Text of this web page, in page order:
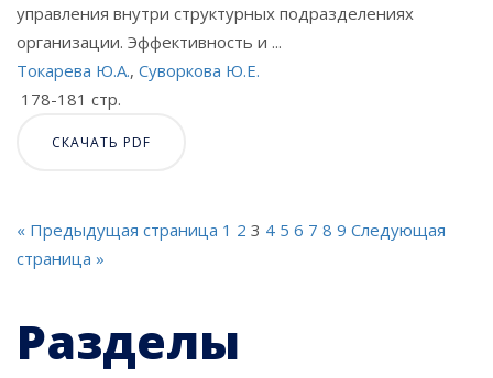
управления внутри структурных подразделениях
организации. Эффективность и ...
Токарева Ю.А., Суворкова Ю.Е.
178-181 стр.
СКАЧАТЬ PDF
« Предыдущая страница 1 2 3 4 5 6 7 8 9 Следующая
страница »
Разделы